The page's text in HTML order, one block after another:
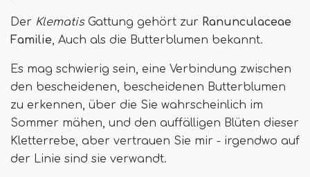
Der KlematisGattung gehört zur Ranunculaceae
Familie , Auch als die Butterblumen bekannt.
Es mag schwierig sein, eine Verbindung zwischen
den bescheidenen, bescheidenen Butterblumen
zu erkennen, über die Sie wahrscheinlich im
Sommer mähen, und den auffälligen Blüten dieser
Kletterrebe, aber vertrauen Sie mir - irgendwo auf
der Linie sind sie verwandt.